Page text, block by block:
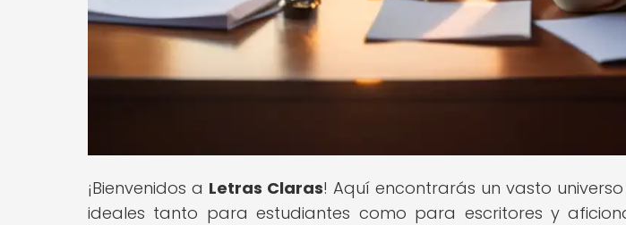
¡Bienvenidos a Letras Claras! Aquí encontrarás un vasto
ideales tanto para estudiantes como para escritores y